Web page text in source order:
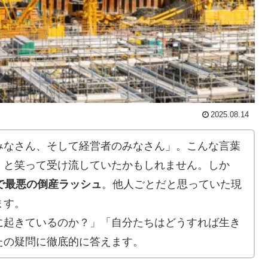
2025.08.14
さん、そして経営者のみなさん」。こんな言葉
笑って受け流していたかもしれません。しか
悪の倒産ラッシュ 。他人ごとだと思っていた現
。
きているのか？」「自分たちはどうすれば生き
疑問に徹底的に答えます。